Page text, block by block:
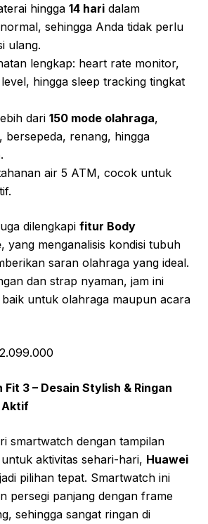
hingga 14 hari dalam
sehingga Anda tidak perlu
ulang.
lengkap: heart rate monitor,
hingga sleep tracking tingkat
dari 150 mode olahraga,
bersepeda, renang, hingga
air 5 ATM, cocok untuk
dilengkapi fitur Body
, yang menganalisis kondisi tubuh
saran olahraga yang ideal.
dan strap nyaman, jam ini
untuk olahraga maupun acara
3 – Desain Stylish & Ringan
Aktif
smartwatch dengan tampilan
aktivitas sehari-hari, Huawei
pilihan tepat. Smartwatch ini
persegi panjang dengan frame
sehingga sangat ringan di